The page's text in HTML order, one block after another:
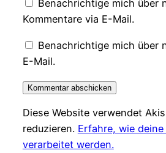
Benachrichtige mich über
Kommentare via E-Mail.
Benachrichtige mich über
E-Mail.
Diese Website verwendet
reduzieren. Erfahre, wie
verarbeitet werden.